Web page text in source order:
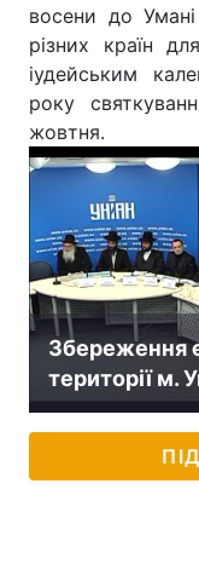
восени до
різних країн
іудейським
року
жовтня.
Збереження
території м.